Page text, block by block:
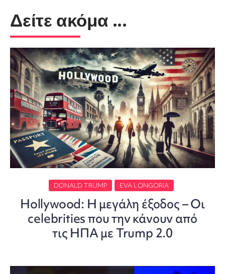
Δείτε ακόμα ...
DONALD TRUMP EVA LONGORIA
Hollywood: Η μεγάλη έξοδος – Οι
celebrities που την κάνουν από
τις ΗΠΑ με Trump 2.0